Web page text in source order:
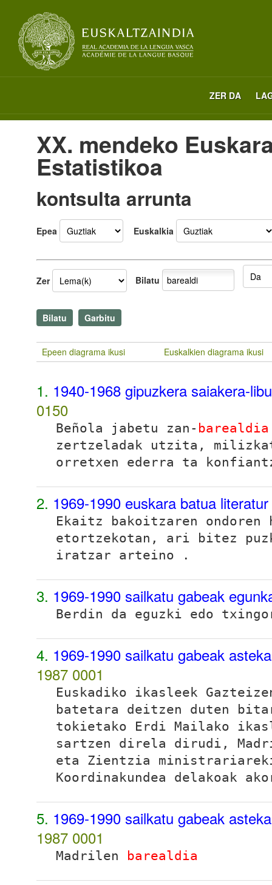
ZER DA
XX. mendeko
Estatistikoa
kontsulta arrunta
Epea Euskalkia
Zer Bilatu
Epeen diagrama ikusi Euskalkien diagrama ikusi
1. 1940-1968 gipuzkera saiakera-
0150
Beñola jabetu zan- barealdia
zertzeladak utzita,
orretxen ederra ta
2. 1969-1990 euskara batua
Ekaitz bakoitzaren ondoren
etortzekotan, ari bitez
iratzar arteino .
3. 1969-1990 sailkatu gabeak
Berdin da eguzki edo
4. 1969-1990 sailkatu gabeak
1987 0001
Euskadiko ikasleek
batetara deitzen duten
tokietako Erdi Mailako
sartzen direla dirudi,
eta Zientzia
Koordinakundea delakoak
5. 1969-1990 sailkatu gabeak
1987 0001
Madrilen barealdia